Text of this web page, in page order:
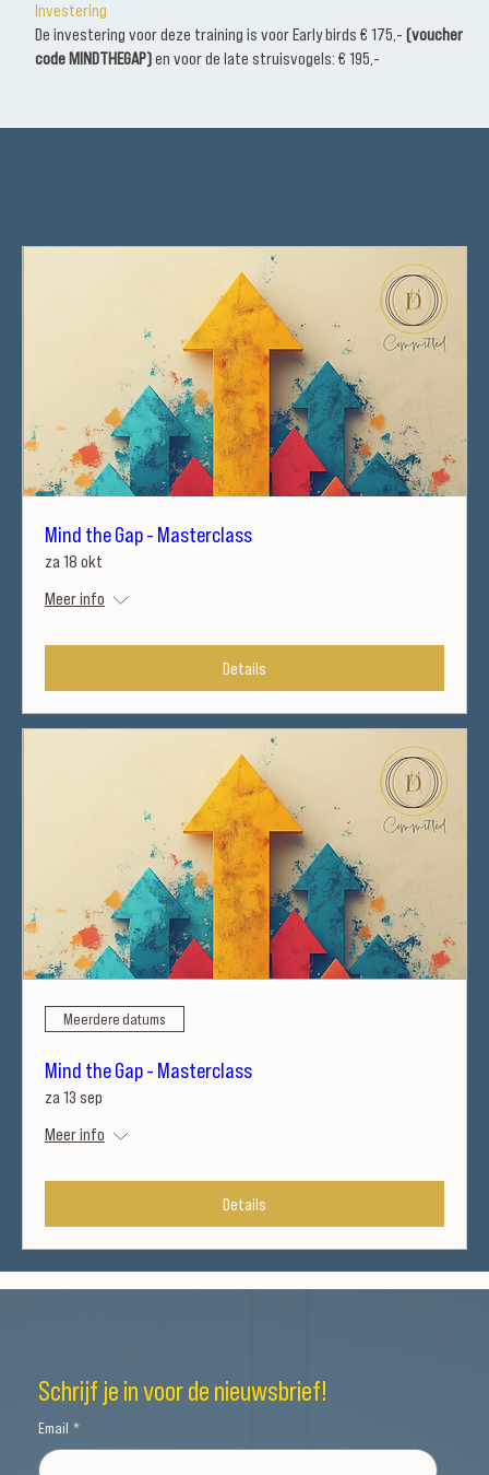
Investering
De investering voor deze training is voor Early birds € 175,- (voucher
code MINDTHEGAP)en voor de late struisvogels: € 195,-
Mind the Gap - Masterclass
za 18 okt
Meer info
Details
Meerdere datums
Mind the Gap - Masterclass
za 13 sep
Meer info
Details
Schrijf je in voor de nieuwsbrief!
Email *